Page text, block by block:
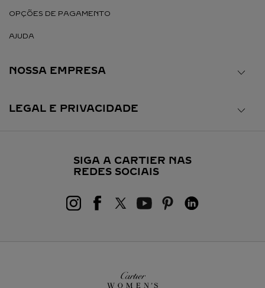
OPÇÕES DE PAGAMENTO
AJUDA
NOSSA EMPRESA
LEGAL E PRIVACIDADE
SIGA A CARTIER NAS
REDES SOCIAIS